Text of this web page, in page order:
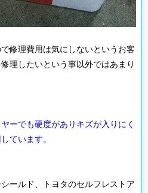
修理費用は気にしないというお客
理したいという事以外ではあまり
ーでも硬度がありキズが入りにく
ています。
ールド、トヨタのセルフレストア